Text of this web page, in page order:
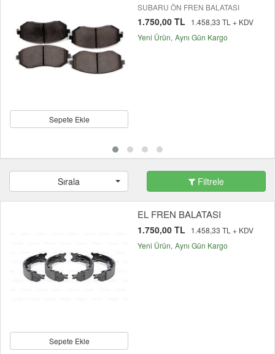
Sepete Ekle
SUBARU ÖN FREN BALATASI
1.750,00 TL
1.458,33 TL + KDV
Yeni Ürün Aynı Gün Kargo
Sırala Filtrele
Sepete Ekle
EL FREN BALATASI
1.750,00 TL
1.458,33 TL + KDV
Yeni Ürün Aynı Gün Kargo